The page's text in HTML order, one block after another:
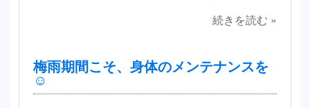
続きを読む »
梅雨期間こそ、身体のメンテナンスを
☺️